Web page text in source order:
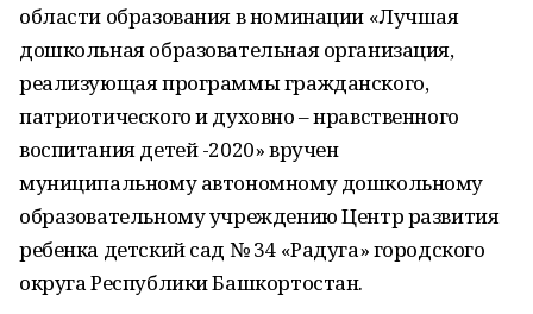
области образованияв номинации «Лучшая
дошкольная образовательная организация,
реализующая программы гражданского,
патриотического и духовно – нравственного
воспитания детей -2020» вручен
муниципальному автономному дошкольному
образовательному учреждению Центр развития
ребенка детский сад № 34 «Радуга» городского
округа Республики Башкортостан.